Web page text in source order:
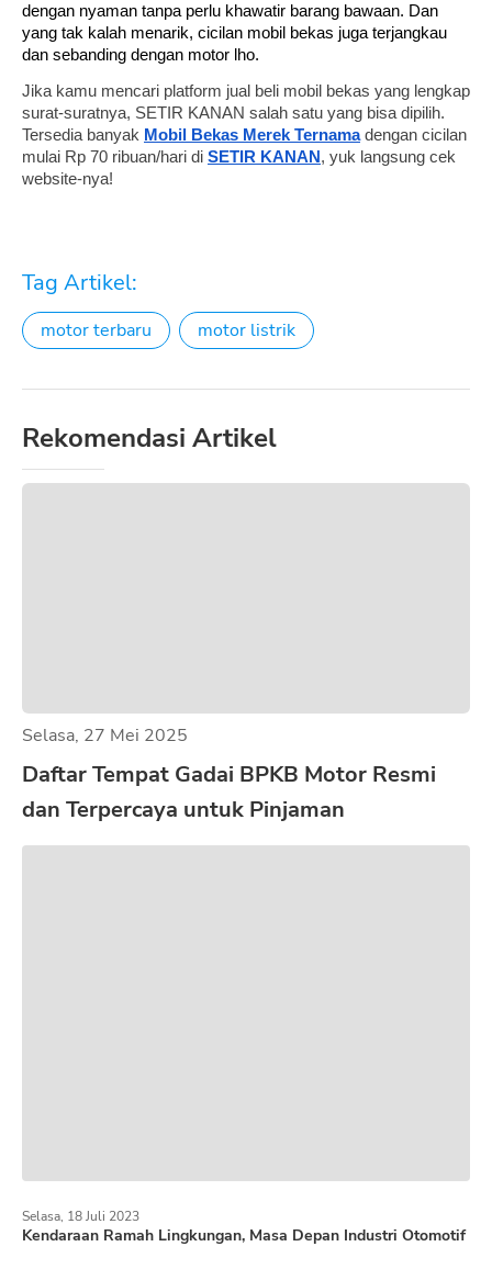
dengan nyaman tanpa perlu khawatir barang bawaan. Dan
yang tak kalah menarik, cicilan mobil bekas juga terjangkau
dan sebanding dengan motor lho.
Jika kamu mencari platform jual beli mobil bekas yang lengkap
surat-suratnya, SETIR KANAN salah satu yang bisa dipilih.
Tersedia banyak Mobil Bekas Merek Ternama dengan cicilan
mulai Rp 70 ribuan/hari di SETIR KANAN , yuk langsung cek
website-nya!
Tag Artikel:
motor terbaru motor listrik
Rekomendasi Artikel
Selasa, 27 Mei 2025
Daftar Tempat Gadai BPKB Motor Resmi
dan Terpercaya untuk Pinjaman
Kendaraan Ramah Lingkungan, Masa Depan Industri Otomotif
Selasa, 18 Juli 2023